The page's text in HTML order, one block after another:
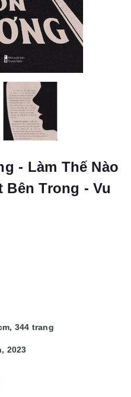
- Làm Thế Nào
Trong - Vu
344 trang
2023